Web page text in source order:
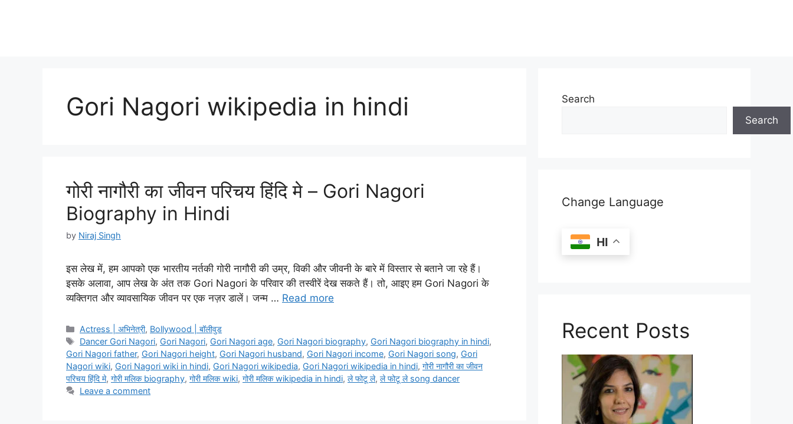
Gori Nagori wikipedia in hindi
गोरी नागौरी का जीवन परिचय हिंदि मे – Gori Nagori
Biography in Hindi
by Niraj Singh
इस लेख में, हम आपको एक भारतीय नर्तकी गोरी नागौरी की उम्र, विकी और जीवनी के बारे में विस्तार से बताने जा रहे हैं।
इसके अलावा, आप लेख के अंत तक Gori Nagori के परिवार की तस्वीरें देख सकते हैं। तो, आइए हम Gori Nagori के
व्यक्तिगत और व्यावसायिक जीवन पर एक नज़र डालें। जन्म … Read more
Categories
Actress | अभिनेत्री, Bollywood | बॉलीवुड
Tags
Dancer Gori Nagori, Gori Nagori, Gori Nagori age, Gori Nagori biography, Gori Nagori biography in hindi,
Gori Nagori father, Gori Nagori height, Gori Nagori husband, Gori Nagori income, Gori Nagori song, Gori
Nagori wiki, Gori Nagori wiki in hindi, Gori Nagori wikipedia, Gori Nagori wikipedia in hindi, गोरी नागौरी का जीवन
परिचय हिंदि मे, गोरी मलिक biography, गोरी मलिक wiki, गोरी मलिक wikipedia in hindi, ले फोटू ले, ले फोटू ले song dancer
Leave a comment
Search
Search
Change Language
HI
Recent Posts